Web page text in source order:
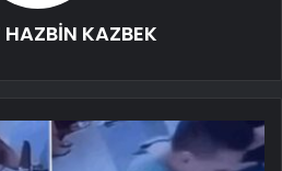
HAZBİN KAZBEK